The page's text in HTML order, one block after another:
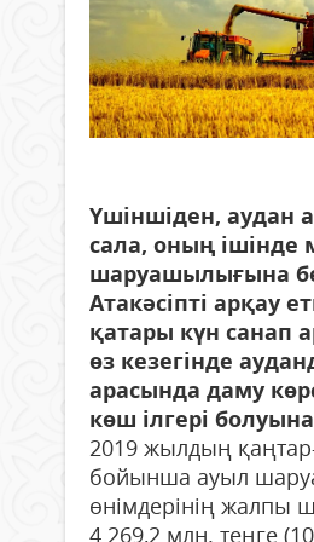
Үшіншіден, аудан
сала, оның ішінде
шаруашылығына
Атакәсіпті арқау
қатары күн санап
өз кезегінде
арасында даму
көш ілгері
2019 жылдың
бойынша ауыл
өнімдерінің
4 269,2 млн. теңге